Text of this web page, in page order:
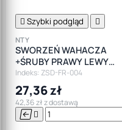
 Szybki podgląd 
NTY
SWORZEŃ WAHACZA
+ŚRUBY PRAWY LEWY
FORD FOCUS I MK1
Indeks: ZSD-FR-004
27,36 zł
42,36 zł z dostawą
 